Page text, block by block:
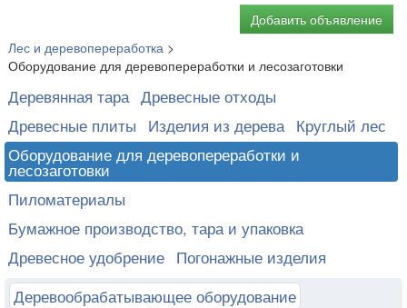
Добавить объявление
Лес и деревопереработка >
Оборудование для деревопереработки и лесозаготовки
Деревянная тара Древесные отходы
Древесные плиты Изделия из дерева Круглый лес
Оборудование для деревопереработки и
лесозаготовки
Пиломатериалы
Бумажное производство, тара и упаковка
Древесное удобрение Погонажные изделия
Деревообрабатывающее оборудование